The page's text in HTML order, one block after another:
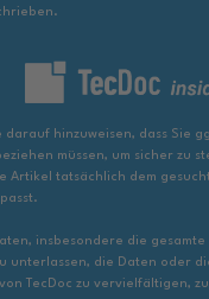
darauf hinzuweisen, dass Sie
müssen, um sicher zu
Artikel tatsächlich dem
insbesondere die
unterlassen, die Daten oder
TecDoc zu vervielfältigen,